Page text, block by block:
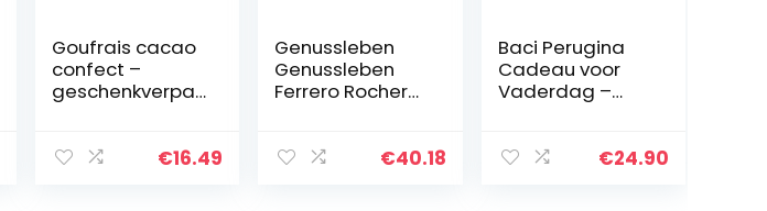
Goufrais cacao
confect –
geschenkverpak
€16.49
Genussleben
Genussleben
Ferrero Rocher
grote
€40.18
Baci Perugina
Cadeau voor
Vaderdag –
+ teddybeer +
€24.90